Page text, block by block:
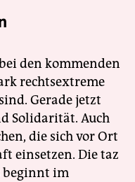
den kommenden
rechtsextreme
Gerade jetzt
Solidarität. Auch
die sich vor Ort
einsetzen. Die taz
beginnt im